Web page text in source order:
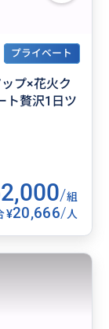
プライベート
プ×花火ク
ト贅沢1日ツ
/組
¥20,666/人